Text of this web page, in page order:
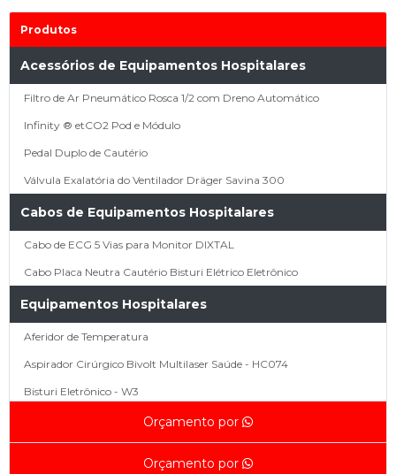
Produtos
Acessórios de Equipamentos Hospitalares
Filtro de Ar Pneumático Rosca 1/2 com Dreno Automático
Infinity ® etCO2 Pod e Módulo
Pedal Duplo de Cautério
Válvula Exalatória do Ventilador Dräger Savina 300
Cabos de Equipamentos Hospitalares
Cabo de ECG 5 Vias para Monitor DIXTAL
Cabo Placa Neutra Cautério Bisturi Elétrico Eletrônico
Equipamentos Hospitalares
Aferidor de Temperatura
Aspirador Cirúrgico Bivolt Multilaser Saúde - HC074
Bisturi Eletrônico - W3
Bisturi Eletrônico BP-150 - EMAI
Bisturi ValleyLab Force 2 (Recondicionado)
Orçamento por
Orçamento por